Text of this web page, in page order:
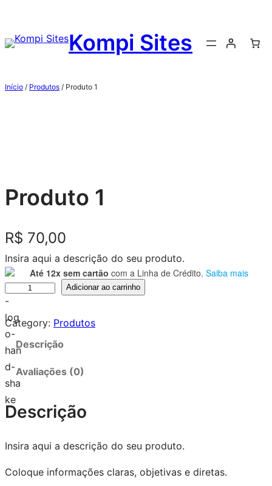
Kompi Sites
Início / Produtos / Produto 1
Produto 1
R$ 70,00
Insira aqui a descrição do seu produto.
Até 12x sem cartão com a Linha de Crédito. Saiba mais
Adicionar ao carrinho
Category: Produtos
Descrição
Avaliações (0)
Descrição
Insira aqui a descrição do seu produto.
Coloque informações claras, objetivas e diretas.